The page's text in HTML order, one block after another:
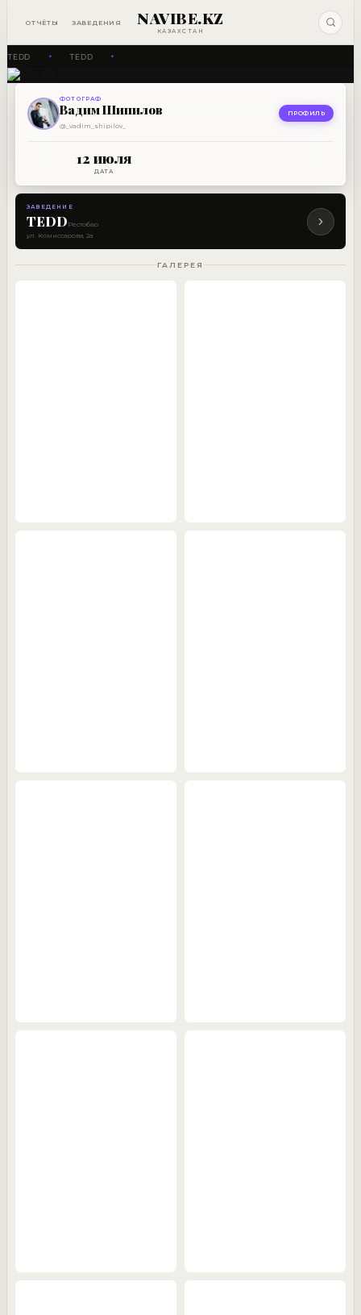
ОТЧЁТЫ ЗАВЕДЕНИЯ NAVIBE.KZ
КАЗАХСТАН
TEDD ✦ TEDD ✦
РЕСТОБАР
TEDD
ФОТОГРАФ
Вадим Шипилов
@_vadim_shipilov_
ПРОФИЛЬ
12 июля
ДАТА
ЗАВЕДЕНИЕ
TEDD Рестобар
ул. Комиссарова, 2а
ГАЛЕРЕЯ